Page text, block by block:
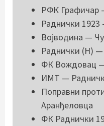
РФК Графичар
Раднички
Војводина —
Раднички (Н) —
ФК Вождовац
ИМТ —
Поправни
Аранђеловца
ФК Раднички